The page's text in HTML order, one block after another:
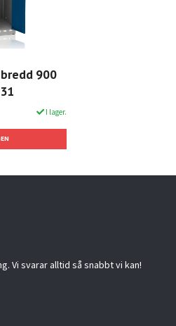
900
I lager.
Vi svarar alltid så snabbt vi kan!